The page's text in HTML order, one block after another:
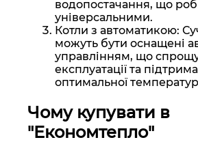
водопостачання, що
універсальними.
Котли з автоматикою:
можуть бути оснащені
управлінням, що
експлуатації та
оптимальної
Чому купувати в
"Економтепло"